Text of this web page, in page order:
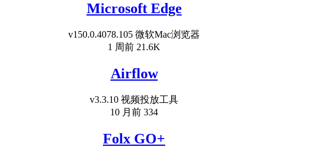
Microsoft Edge
v150.0.4078.105 微软Mac浏览器
1 周前 21.6K
Airflow
v3.3.10 视频投放工具
10 月前 334
Folx GO+